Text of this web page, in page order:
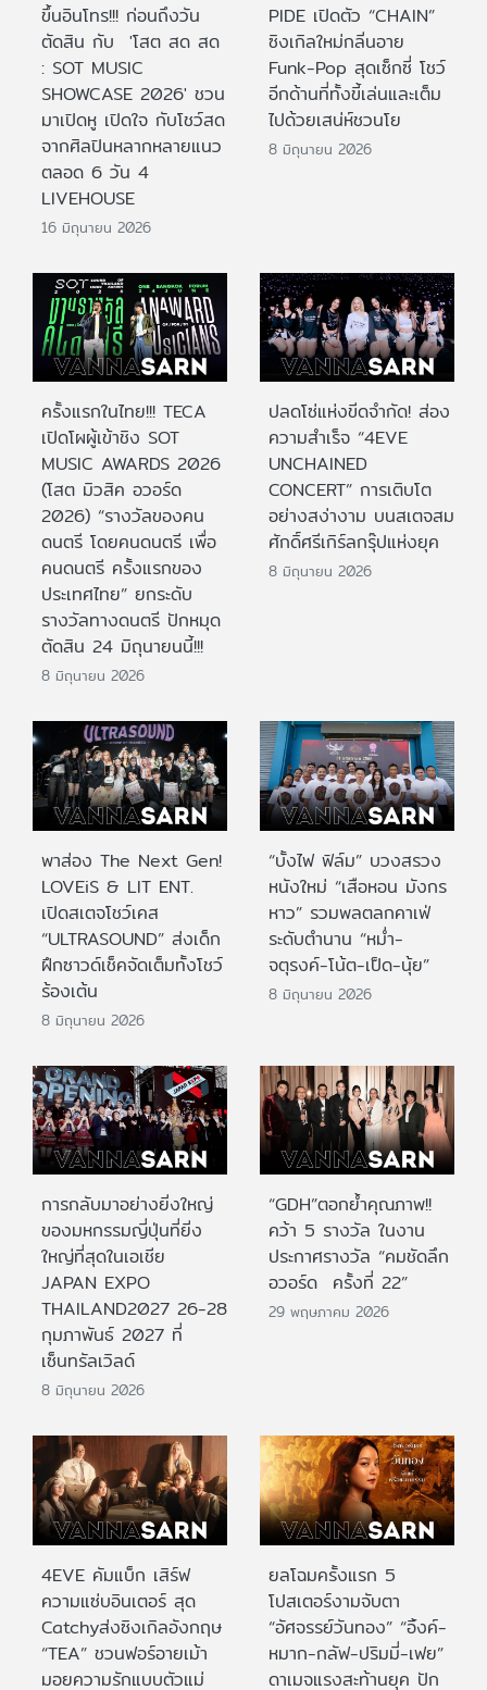
ขึ้นอินโทร!!! ก่อนถึงวัน
ตัดสิน กับ 'โสต สด สด
: SOT MUSIC
SHOWCASE 2026' ชวน
มาเปิดหู เปิดใจ กับโชว์สด
จากศิลปินหลากหลายแนว
ตลอด 6 วัน 4
LIVEHOUSE
16 มิถุนายน 2026
PIDE เปิดตัว “CHAIN”
ซิงเกิลใหม่กลิ่นอาย
Funk-Pop สุดเซ็กซี่ โชว์
อีกด้านที่ทั้งขี้เล่นและเต็ม
ไปด้วยเสน่ห์ชวนโย
8 มิถุนายน 2026
ครั้งแรกในไทย!!! TECA
เปิดโผผู้เข้าชิง SOT
MUSIC AWARDS 2026
(โสต มิวสิค อวอร์ด
2026) “รางวัลของคน
ดนตรี โดยคนดนตรี เพื่อ
คนดนตรี ครั้งแรกของ
ประเทศไทย” ยกระดับ
รางวัลทางดนตรี ปักหมุด
ตัดสิน 24 มิถุนายนนี้!!!
8 มิถุนายน 2026
ปลดโซ่แห่งขีดจำกัด! ส่อง
ความสำเร็จ “4EVE
UNCHAINED
CONCERT” การเติบโต
อย่างสง่างาม บนสเตจสม
ศักดิ์ศรีเกิร์ลกรุ๊ปแห่งยุค
8 มิถุนายน 2026
พาส่อง The Next Gen!
LOVEiS & LIT ENT.
เปิดสเตจโชว์เคส
“ULTRASOUND” ส่งเด็ก
ฝึกซาวด์เช็คจัดเต็มทั้งโชว์
ร้องเต้น
8 มิถุนายน 2026
“บั้งไฟ ฟิล์ม” บวงสรวง
หนังใหม่ “เสือหอน มังกร
หาว” รวมพลตลกคาเฟ่
ระดับตำนาน “หม่ำ-
จตุรงค์-โน้ต-เป็ด-นุ้ย”
8 มิถุนายน 2026
การกลับมาอย่างยิ่งใหญ่
ของมหกรรมญี่ปุ่นที่ยิ่ง
ใหญ่ที่สุดในเอเชีย
JAPAN EXPO
THAILAND2027 26-28
กุมภาพันธ์ 2027 ที่
เซ็นทรัลเวิลด์
8 มิถุนายน 2026
“GDH”ตอกย้ำคุณภาพ!!
คว้า 5 รางวัล ในงาน
ประกาศรางวัล “คมชัดลึก
อวอร์ด ครั้งที่ 22”
29 พฤษภาคม 2026
4EVE คัมแบ็ก เสิร์ฟ
ความแซ่บอินเตอร์ สุด
Catchyส่งซิงเกิลอังกฤษ
“TEA” ชวนฟอร์อายเม้า
มอยความรักแบบตัวแม่
ยลโฉมครั้งแรก 5
โปสเตอร์งามจับตา
“อัศจรรย์วันทอง” “อิ้งค์-
หมาก-กลัฟ-ปริมมี่-เฟย”
ดาเมจแรงสะท้านยุค ปัก